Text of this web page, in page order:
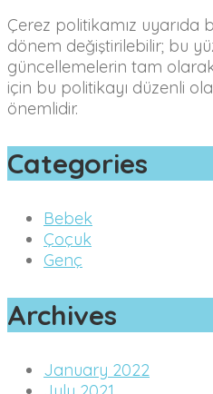
Çerez politikamız uyarıda
dönem değiştirilebilir; bu
güncellemelerin tam
için bu politikayı düzenli
önemlidir.
Categories
Bebek
Çoçuk
Genç
Archives
January 2022